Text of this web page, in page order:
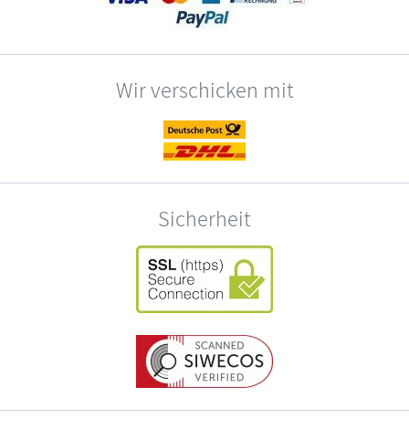
Wir verschicken mit
Sicherheit